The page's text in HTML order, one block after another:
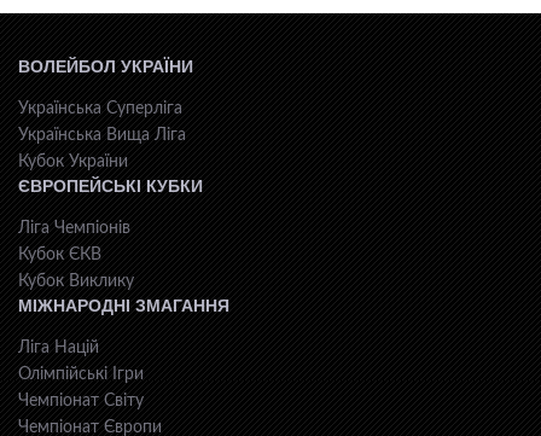
ВОЛЕЙБОЛ УКРАЇНИ
Українська Суперліга
Українська Вища Ліга
Кубок України
ЄВРОПЕЙСЬКІ КУБКИ
Ліга Чемпіонів
Кубок ЄКВ
Кубок Виклику
МІЖНАРОДНІ ЗМАГАННЯ
Ліга Націй
Олімпійські Ігри
Чемпіонат Світу
Чемпіонат Європи